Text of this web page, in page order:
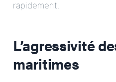
rapidement.
L’agressivité
maritimes